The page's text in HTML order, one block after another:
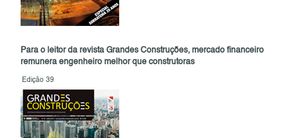
Para o leitor da revista Grandes Construções, mercado financeiro
remunera engenheiro melhor que construtoras
Edição 39